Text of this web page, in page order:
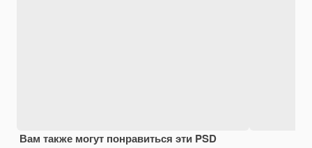
Вам также могут понравиться эти PSD